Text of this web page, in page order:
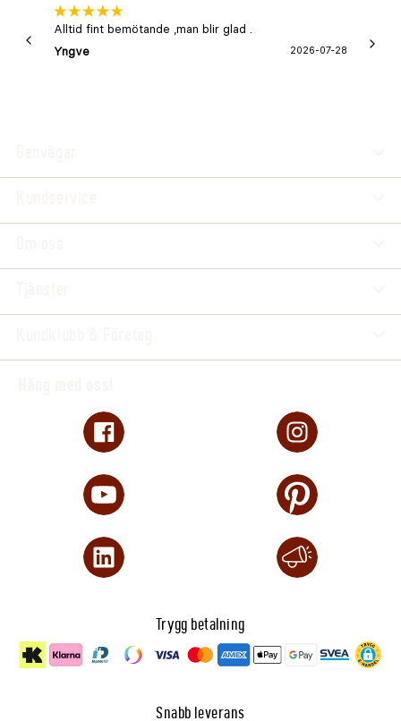
Alltid fint bemötande ,man blir glad .
Yngve
2026-07-28
Trygg betalning
Snabb leverans